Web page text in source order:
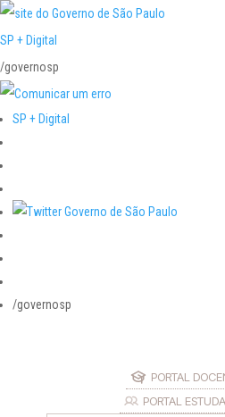
SP + Digital
/governosp
SP + Digital
/governosp
PORTAL
PORTAL